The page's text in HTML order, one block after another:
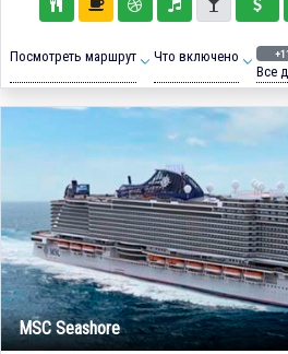
Посмотреть маршрут Что включено
Все
MSC Seashore